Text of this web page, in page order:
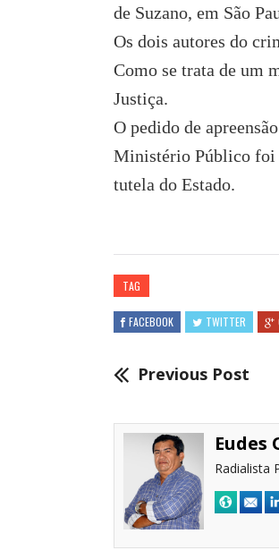
de Suzano, em São
Os dois autores do
Como se trata de um
Justiça.
O pedido de
Ministério Público foi
tutela do Estado.
TAG
FACEBOOK TWITTER
Previous Post
Eudes
Radialista